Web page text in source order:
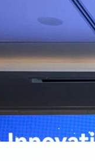
าธารณสุขไทยด้วย
ย์ในประเทศไทย
าน “Huawei AI+
วมผู้นำด้านนโยบายสาธ
วมขับเคลื่อนอนาคตของ
ร่วมมือครั้งสำคัญเพื่อย
าง ประธานกลุ่มธุรกิจกา
งมั่นของหัวเว่ยในการส
ยี AI ในการยกระดับคุณ
วคิด “AI for Health,
ย่างรวดเร็ว หัวเว่ยมี